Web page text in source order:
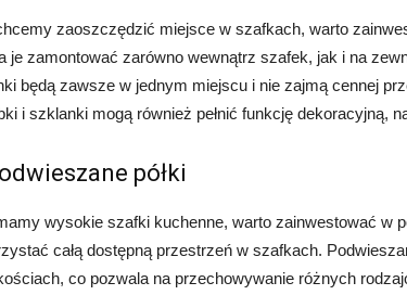
zaoszczędzić miejsce w szafkach, warto
je zamontować zarówno wewnątrz szafek, jak i na
będą zawsze w jednym miejscu i nie zajmą cennej
i szklanki mogą również pełnić funkcję dekoracyjną,
półki
wysokie szafki kuchenne, warto zainwestować w
całą dostępną przestrzeń w szafkach.
co pozwala na przechowywanie różnych